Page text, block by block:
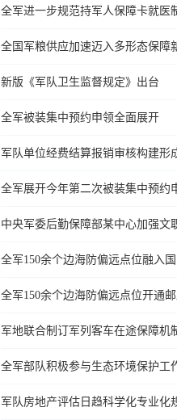
全军进一步规范持军人保障卡就医
全国军粮供应加速迈入多形态保障
新版《军队卫生监督规定》出台
全军被装集中预约申领全面展开
军队单位经费结算报销审核构建形
全军展开今年第二次被装集中预约
中央军委后勤保障部某中心加强文
全军150余个边海防偏远点位融入
全军150余个边海防偏远点位开通
军地联合制订军列客车在途保障机
全军部队积极参与生态环境保护工
军队房地产评估日趋科学化专业化